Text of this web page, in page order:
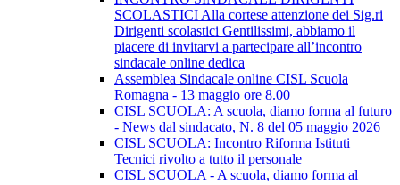
SCOLASTICI Alla cortese attenzione dei Sig.ri
Dirigenti scolastici Gentilissimi, abbiamo il
piacere di invitarvi a partecipare all’incontro
sindacale online dedica
Assemblea Sindacale online CISL Scuola
Romagna - 13 maggio ore 8.00
CISL SCUOLA: A scuola, diamo forma al futuro
- News dal sindacato, N. 8 del 05 maggio 2026
CISL SCUOLA: Incontro Riforma Istituti
Tecnici rivolto a tutto il personale
CISL SCUOLA - A scuola, diamo forma al